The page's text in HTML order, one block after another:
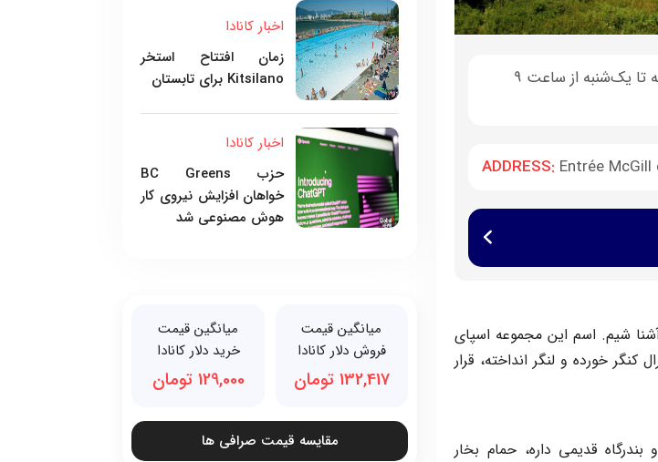
دوشنبه تا پنج‌شنبه از ساعت 10 صبح تا 10 شب - جمعه تا یک‌شنبه از ساعت 9
ADDRESS: Entrée McGill
شیم. اسم این مجموعه اسپای
خورده و لنگر انداخته، قرار
قدیمی داره، حمام بخار
اخبار کانادا
زمان افتتاح استخر
Kitsilano برای تابستان
اخبار کانادا
حزب BC Greens
خواهان افزایش نیروی کار
هوش مصنوعی شد
میانگین قیمت
فروش دلار کانادا
132,417 تومان
میانگین قیمت
خرید دلار کانادا
129,000 تومان
مقایسه قیمت صرافی ها